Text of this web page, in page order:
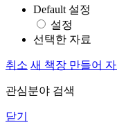
Default 설정
설정
선택한 자료
취소 새 책장 만들어 자
관심분야 검색
닫기